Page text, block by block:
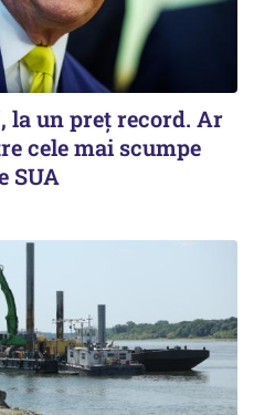
la un preț record. Ar
cele mai scumpe
SUA